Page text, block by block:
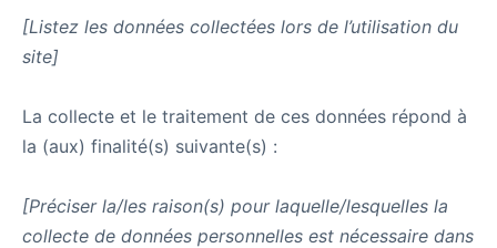
[Listez les données collectées lors de l’utilisation du
site]
La collecte et le traitement de ces données répond à
la (aux) finalité(s) suivante(s) :
[Préciser la/les raison(s) pour laquelle/lesquelles la
collecte de données personnelles est nécessaire dans